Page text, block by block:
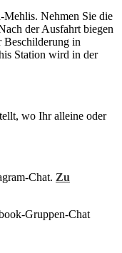
Nehmen Sie die
der Ausfahrt biegen
Beschilderung in
Station wird in der
wo Ihr alleine oder
Chat. Zu
Gruppen-Chat